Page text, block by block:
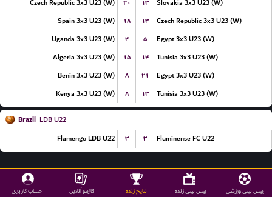
Czech Republic 3x3 U23 (W)
۲۰ ۱۳
Slovakia 3x3 U23 (W)
Spain 3x3 U23 (W)
۱۸ ۱۳
Czech Republic 3x3 U23 (W)
Uganda 3x3 U23 (W)
۴ ۵
Egypt 3x3 U23 (W)
Algeria 3x3 U23 (W)
۱۵ ۱۴
Tunisia 3x3 U23 (W)
Benin 3x3 U23 (W)
۸ ۲۱
Egypt 3x3 U23 (W)
Kenya 3x3 U23 (W)
۸ ۱۳ Tunisia 3x3 U23 (W)
Brazil LDB U22
Flamengo LDB U22
۳ ۳ Fluminense FC U22
پیش بینی ورزشی پیش بینی زنده نتایج زنده کازینو آنلاین حساب کاربری